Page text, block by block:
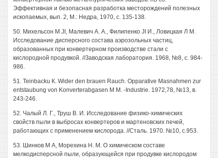
Эффективная и безопасная разработка месторождений полезных
ископаемых, вып. 2, М.: Недра, 1970, с. 135-138.
50. Михельсон М JI, Малевич А. А., Филипенко JI И., Ловицкая Л М.
Исследование дисперсного состава аэрозольных частиц,
образованных при конвертерном производстве стали с
кислородной продувкой. //Заводская лаборатория. 1968, №8, с. 984-
986.
51. Teinbacku К. Wider den brauen Rauch. Opparative Masnahmen zur
entstaubung von Konverterabgasen M M. -Industrie. 1972,78, №13, в.
243-246.
52. Чалый Л. Г., Труш В. И. Исследование физико-химических
свойств пыли в выбросах конвертеров и мартеновских печей,
работающих с применением кислорода. //Сталь. 1970. №10, с.953.
53. Шинков М А, Морехина Н. М. О химическом составе
мелкодисперсной пыли, образующейся при продувке кислородом